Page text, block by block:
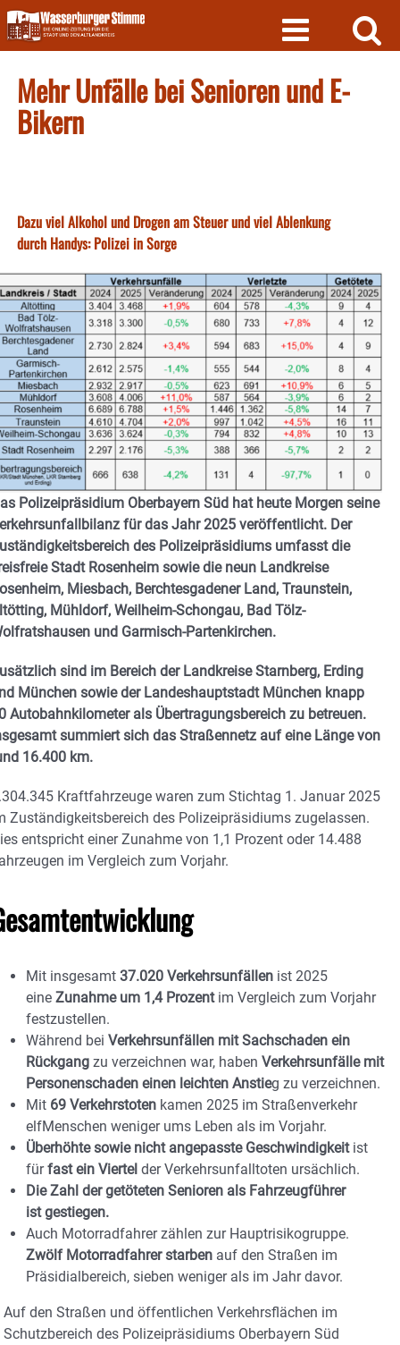
Skip
to
content
Mehr Unfälle bei Senioren und E-
Bikern
Dazu viel Alkohol und Drogen am Steuer und viel Ablenkung
durch Handys: Polizei in Sorge
Polizeipräsidium Oberbayern Süd hat heute Morgen seine
für das Jahr 2025 veröffentlicht. Der
des Polizeipräsidiums umfasst die
Stadt Rosenheim sowie die neun Landkreise
Miesbach, Berchtesgadener Land, Traunstein,
Mühldorf, Weilheim-Schongau, Bad Tölz-
und Garmisch-Partenkirchen.
sind im Bereich der Landkreise Starnberg, Erding
München sowie der Landeshauptstadt München knapp
Autobahnkilometer als Übertragungsbereich zu betreuen.
summiert sich das Straßennetz auf eine Länge von
16.400 km.
Kraftfahrzeuge waren zum Stichtag 1. Januar 2025
Zuständigkeitsbereich des Polizeipräsidiums zugelassen.
entspricht einer Zunahme von 1,1 Prozent oder 14.488
im Vergleich zum Vorjahr.
Mit insgesamt 37.020 Verkehrsunfällen ist 2025
eine Zunahme um 1,4 Prozentim Vergleich zum Vorjahr
festzustellen.
Während bei Verkehrsunfällen mit Sachschaden ein
Rückgang zu verzeichnen war, haben Verkehrsunfälle mit
Personenschaden einen leichten Anstieg zu verzeichnen.
Mit 69 Verkehrstoten kamen 2025 im Straßenverkehr
elfMenschen weniger ums Leben als im Vorjahr.
Überhöhte sowie nicht angepasste Geschwindigkeitist
fürfast ein Viertel der Verkehrsunfalltoten ursächlich.
Die Zahl der getöteten Senioren als Fahrzeugführer
ist gestiegen.
Auch Motorradfahrer zählen zur Hauptrisikogruppe.
Zwölf Motorradfahrer starben auf den Straßen im
Präsidialbereich, sieben weniger als im Jahr davor.
Auf den Straßen und öffentlichen Verkehrsflächen im
Schutzbereich des Polizeipräsidiums Oberbayern Süd